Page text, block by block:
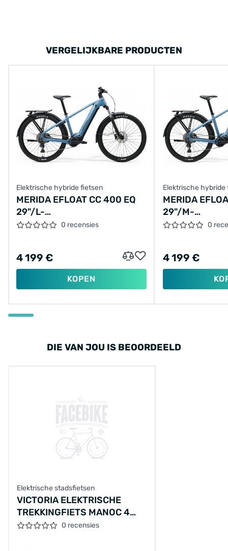
VERGELIJKBARE PRODUCTEN
Elektrische hybride fietsen
MERIDA EFLOAT CC 400 EQ
29"/L-
48CM/9VER/BLAUW/2026/A62611A00984
0 recensies
4 199 €
KOPEN
Elektrische hybride
MERIDA
29"/M-
43CM/9VER/
0
4 199 €
DIE VAN JOU IS BEOORDEELD
Elektrische stadsfietsen
VICTORIA ELEKTRISCHE
TREKKINGFIETS MANOC 4
№2 28"/58CM/10/TURKOOIS
0 recensies